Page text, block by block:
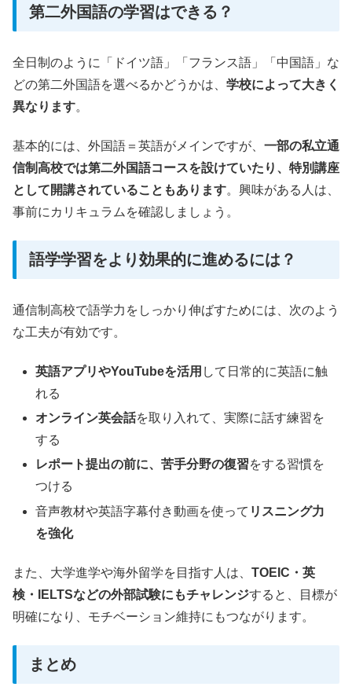
第二外国語の学習はできる？
全日制のように「ドイツ語」「フランス語」「中国語」な
どの第二外国語を選べるかどうかは、 学校によって大きく
異なります。
基本的には、外国語＝英語がメインですが、 一部の私立通
信制高校では第二外国語コースを設けていたり、特別講座
として開講されていることもあります。興味がある人は、
事前にカリキュラムを確認しましょう。
語学学習をより効果的に進めるには？
通信制高校で語学力をしっかり伸ばすためには、次のよう
な工夫が有効です。
英語アプリやYouTubeを活用 して日常的に英語に触
れる
オンライン英会話を取り入れて、実際に話す練習を
する
レポート提出の前に、苦手分野の復習をする習慣を
つける
音声教材や英語字幕付き動画を使って リスニング力
を強化
また、大学進学や海外留学を目指す人は、 TOEIC・英
検・IELTSなどの外部試験にもチャレンジすると、目標が
明確になり、モチベーション維持にもつながります。
まとめ